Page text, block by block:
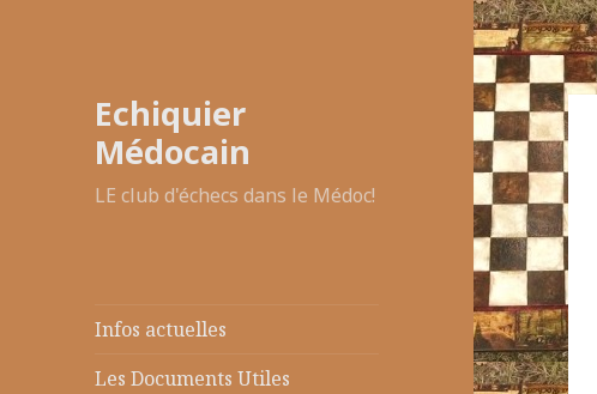
Echiquier
Médocain
LE club d'échecs dans le Médoc!
Infos actuelles
Les Documents Utiles